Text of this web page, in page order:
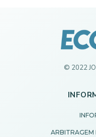
© 2022
ARBITRAGEM